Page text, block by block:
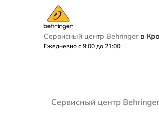
Сервисный центр Behringer в
Ежедневно с 9:00 до 21:00
Сервисный центр Behringer